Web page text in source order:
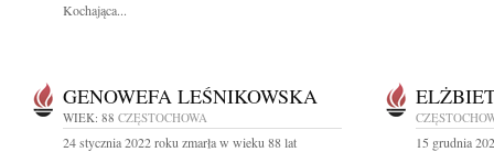
Kochająca...
GENOWEFA LEŚNIKOWSKA
WIEK: 88 CZĘSTOCHOWA
24 stycznia 2022 roku zmarła w wieku 88 lat
15 grudnia